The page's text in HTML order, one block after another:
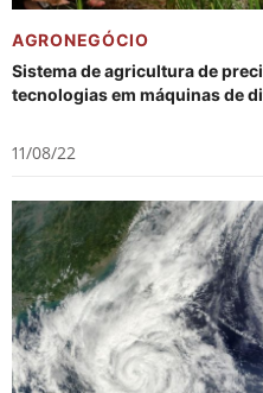
AGRONEGÓCIO
Sistema de agricultura de
tecnologias em máquinas de
11/08/22